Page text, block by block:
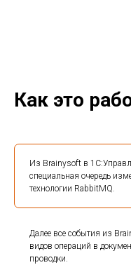
Как это
Из Brainysoft в
специальная очередь
технологии RabbitMQ.
Далее все события из
видов операций в
проводки.